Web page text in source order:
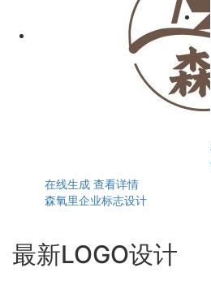
在线生成 查看详情
森氧里企业标志设计
最新LOGO设计